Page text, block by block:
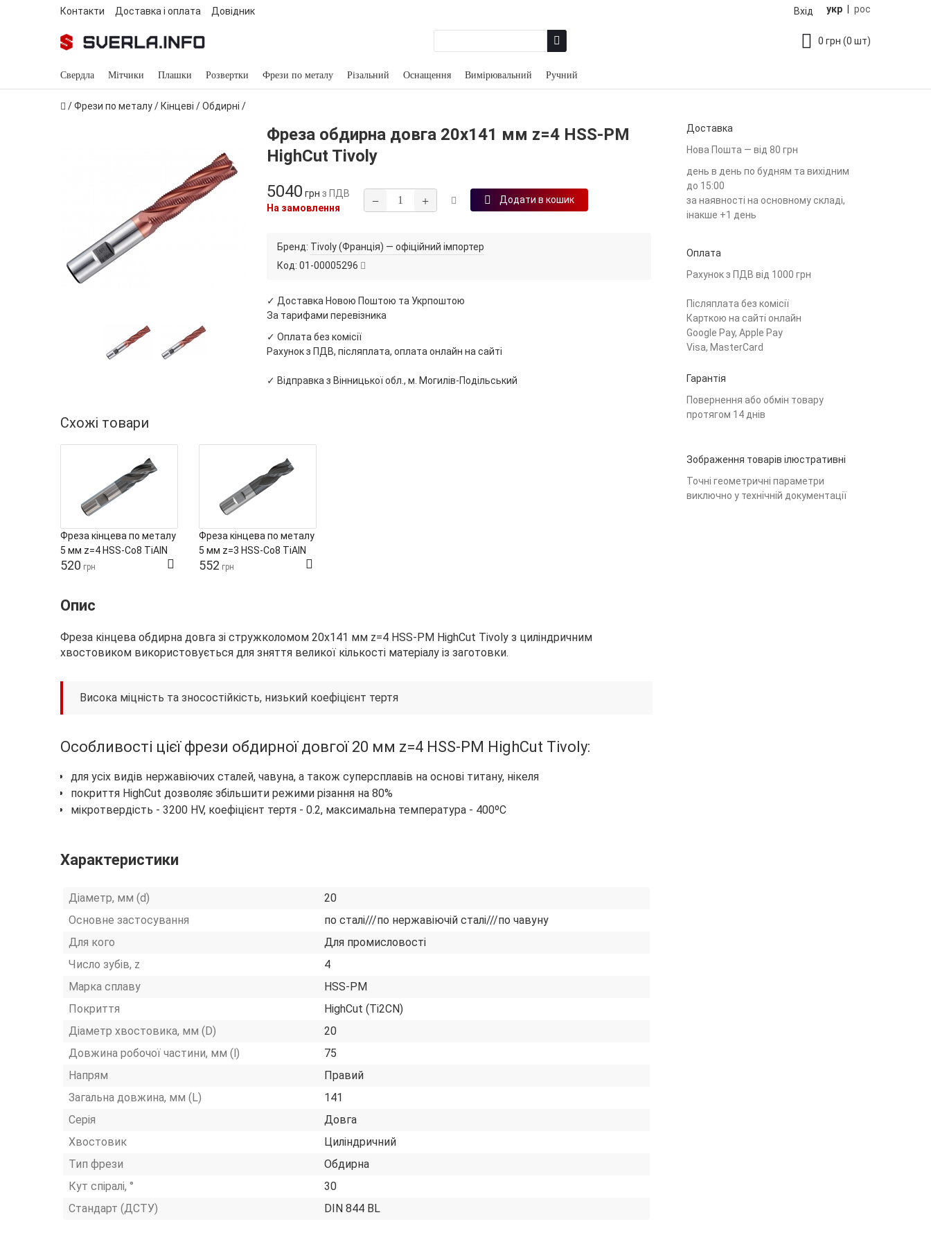
укр рос
Контакти Доставка і оплата Довідник Вхід
0 грн (0 шт)
Свердла Мітчики Плашки Розвертки Фрези по металу Різальний Оснащення Вимірювальний Ручний
/Фрези по металу/ Кінцеві /Обдирні /
Фреза обдирна довга 20х141 мм z=4 HSS-PM
HighCut Tivoly
5040 грн з ПДВ
На замовлення
− + Додати в кошик
Бренд: Tivoly (Франція) — офіційний імпортер
Код: 01-00005296
✓ Доставка Новою Поштою та Укрпоштою
За тарифами перевізника
✓ Оплата без комісії
Рахунок з ПДВ, післяплата, оплата онлайн на сайті
✓ Відправка з Вінницької обл., м. Могилів-Подільський
Схожі товари
Фреза кінцева по металу
5 мм z=4 HSS-Co8 TiAlN
Tivoly
520 грн
Фреза кінцева по металу
5 мм z=3 HSS-Co8 TiAlN
Tivoly
552 грн
Опис
Фреза кінцева обдирна довга зі стружколомом 20х141 мм z=4 HSS-PM HighCut Tivoly з циліндричним
хвостовиком використовується для зняття великої кількості матеріалу із заготовки.
Висока міцність та зносостійкість, низький коефіцієнт тертя
Особливості цієї фрези обдирної довгої 20 мм z=4 HSS-PM HighCut Tivoly:
для усіх видів нержавіючих сталей, чавуна, а також суперсплавів на основі титану, нікеля
покриття HighCut дозволяє збільшити режими різання на 80%
мікротвердість - 3200 HV, коефіцієнт тертя - 0.2, максимальна температура - 400ºС
Характеристики
Діаметр, мм (d)
20
Основне застосування
по сталі///по нержавіючій сталі///по чавуну
Для кого
Для промисловості
Число зубів, z
4
Марка сплаву
HSS-PM
Покриття
HighCut (Ti2CN)
Діаметр хвостовика, мм (D)
20
Довжина робочої частини, мм (l)
75
Напрям
Правий
Загальна довжина, мм (L)
141
Серія
Довга
Хвостовик
Циліндричний
Тип фрези
Обдирна
Кут спіралі, °
30
Стандарт (ДСТУ)
DIN 844 BL
Доставка
Нова Пошта — від 80 грн
день в день по будням та вихідним
до 15:00
за наявності на основному складі,
інакше +1 день
Оплата
Рахунок з ПДВ від 1000 грн
Післяплата без комісії
Карткою на сайті онлайн
Google Pay, Apple Pay
Visa, MasterCard
Гарантія
Повернення або обмін товару
протягом 14 днів
Зображення товарів ілюстративні
Точні геометричні параметри
виключно у технічній документації